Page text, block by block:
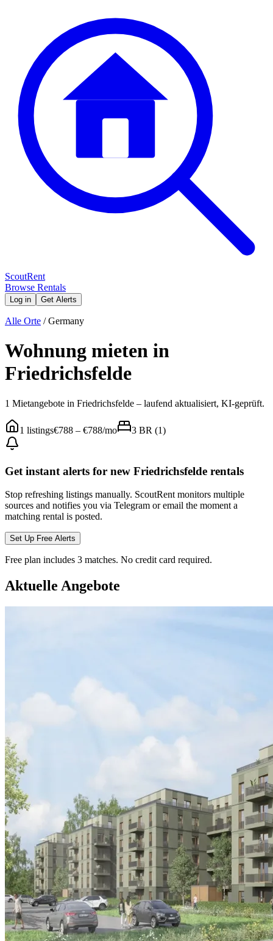
ScoutRent
Browse Rentals
Log in Get Alerts
Alle Orte /Germany
Wohnung mieten in
Friedrichsfelde
1 Mietangebote in Friedrichsfelde – laufend aktualisiert, KI-geprüft.
1 listings€788 – €788/mo 3 BR (1)
Get instant alerts for new Friedrichsfelde rentals
Stop refreshing listings manually. ScoutRent monitors multiple
sources and notifies you via Telegram or email the moment a
matching rental is posted.
Set Up Free Alerts
Free plan includes 3 matches. No credit card required.
Aktuelle Angebote